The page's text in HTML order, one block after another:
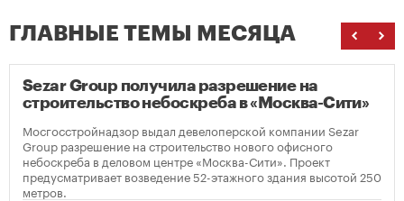
ГЛАВНЫЕ ТЕМЫ МЕСЯЦА
Sezar Group получила разрешение на
строительство небоскреба в «Москва-Сити»
Мосгосстройнадзор выдал девелоперской компании Sezar
Group разрешение на строительство нового офисного
небоскреба в деловом центре «Москва-Сити». Проект
предусматривает возведение 52-этажного здания высотой 250
метров.